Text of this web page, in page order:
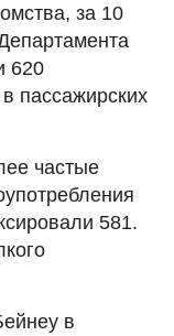
за 10
620
пассажирских
частые
581.
в